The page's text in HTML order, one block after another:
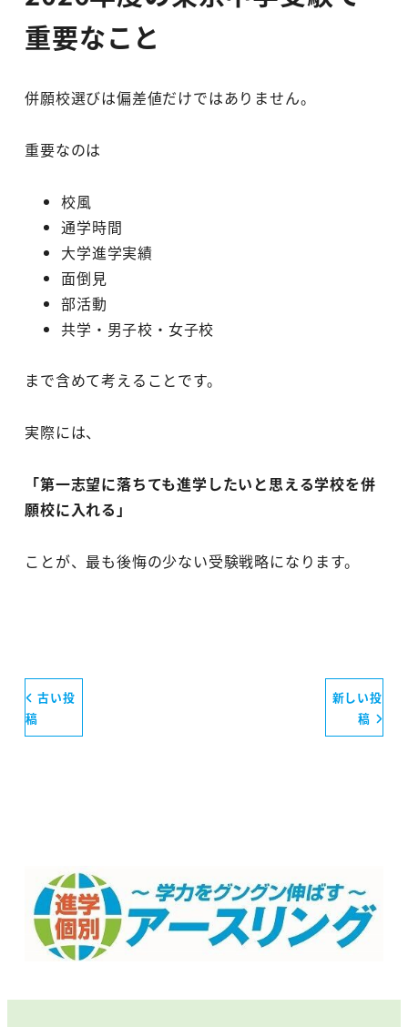
重要なこと
併願校選びは偏差値だけではありません。
重要なのは
校風
通学時間
大学進学実績
面倒見
部活動
共学・男子校・女子校
まで含めて考えることです。
実際には、
「第一志望に落ちても進学したいと思える学校を併
願校に入れる」
ことが、最も後悔の少ない受験戦略になります。
古い投
稿
新しい投
稿